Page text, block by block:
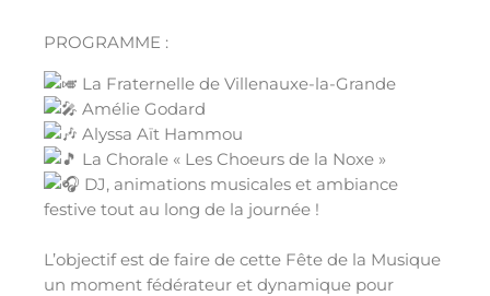
PROGRAMME :
La Fraternelle de Villenauxe-la-Grande
Amélie Godard
Alyssa Aït Hammou
La Chorale « Les Choeurs de la Noxe »
DJ, animations musicales et ambiance
festive tout au long de la journée !
L’objectif est de faire de cette Fête de la Musique
un moment fédérateur et dynamique pour